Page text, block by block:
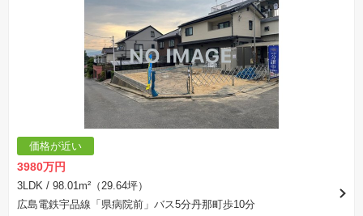
価格が近い
3980万円
3LDK / 98.01m²（29.64坪）
広島電鉄宇品線「県病院前」バス5分丹那町歩10分